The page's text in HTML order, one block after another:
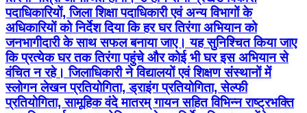
पदाधिकारियों, जिला शिक्षा पदाधिकारी एवं अन्य विभागों के
अधिकारियों को निर्देश दिया कि हर घर तिरंगा अभियान को
जनभागीदारी के साथ सफल बनाया जाए। यह सुनिश्चित किया जाए
कि प्रत्येक घर तक तिरंगा पहुंचे और कोई भी घर इस अभियान से
वंचित न रहे। जिलाधिकारी ने विद्यालयों एवं शिक्षण संस्थानों में
स्लोगन लेखन प्रतियोगिता, ड्राइंग प्रतियोगिता, सेल्फी
प्रतियोगिता, सामूहिक वंदे मातरम् गायन सहित विभिन्न राष्ट्रभक्ति